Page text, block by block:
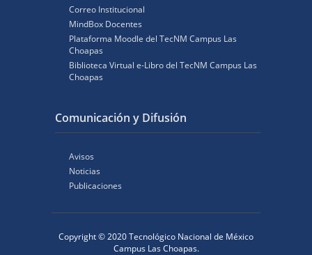
Correo Institucional
MindBox Docentes
Plataforma Moodle del TecNM Campus Las
Choapas
Biblioteca Virtual e-Libro del TecNM Campus Las
Choapas
Comunicación y Difusión
Avisos
Noticias
Publicaciones
Copyright © 2020 Tecnológico Nacional de México
Campus Las Choapas.